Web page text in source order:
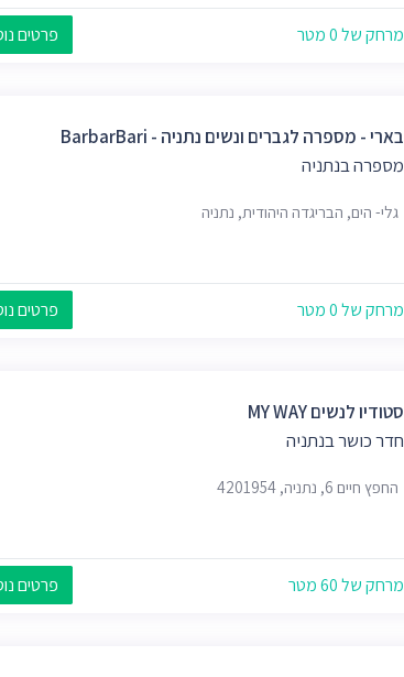
מרחק של 0 מטר פרטים
בארי - מספרה לגברים ונשים נתניה - BarbarBari
מספרה בנתניה
גלי- הים, הבריגדה היהודית, נתניה
מרחק של 0 מטר פרטים
סטודיו לנשים MY WAY
חדר כושר בנתניה
החפץ חיים 6, נתניה, 4201954
מרחק של 60 מטר פרטים